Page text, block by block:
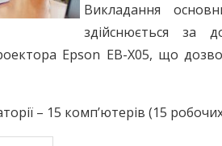
Викладання
здійснюється за
Epson EB-X05, що
– 15 комп’ютерів (15